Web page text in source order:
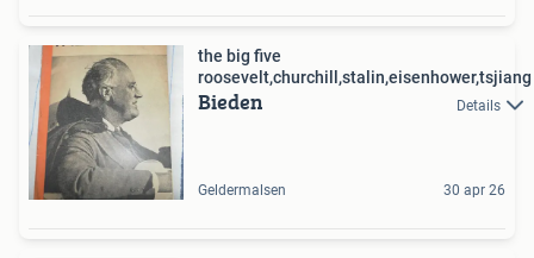
the big five
roosevelt,churchill,stalin,eisenhower,tsjiang
Bieden Details
Geldermalsen 30 apr 26